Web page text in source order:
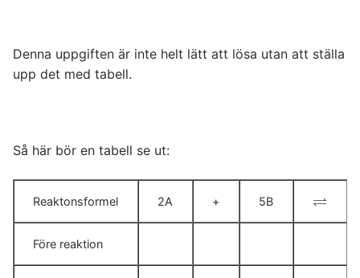
Denna uppgiften är inte helt lätt att lösa utan att ställa
upp det med tabell.
Så här bör en tabell se ut:
Reaktonsformel 2A + 5B ⇌
⇌
Före reaktion